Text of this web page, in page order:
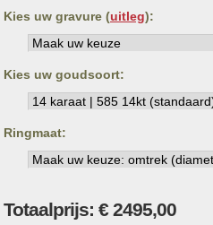
Kies uw gravure (uitleg):
Kies uw goudsoort:
Ringmaat:
Totaalprijs: €2495,00